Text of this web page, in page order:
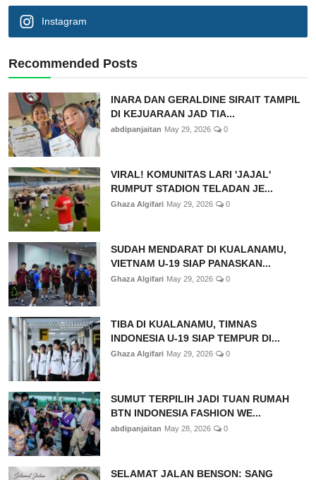
Instagram
Recommended Posts
INARA DAN GERALDINE SIRAIT TAMPIL
DI KEJUARAAN JAD TIA...
abdipanjaitan May 29, 2026 0
VIRAL! KOMUNITAS LARI 'JAJAL'
RUMPUT STADION TELADAN JE...
Ghaza Algifari May 29, 2026 0
SUDAH MENDARAT DI KUALANAMU,
VIETNAM U-19 SIAP PANASKAN...
Ghaza Algifari May 29, 2026 0
TIBA DI KUALANAMU, TIMNAS
INDONESIA U-19 SIAP TEMPUR DI...
Ghaza Algifari May 29, 2026 0
SUMUT TERPILIH JADI TUAN RUMAH
BTN INDONESIA FASHION WE...
abdipanjaitan May 28, 2026 0
SELAMAT JALAN BENSON: SANG